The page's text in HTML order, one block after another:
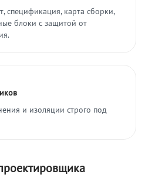
спецификация, карта сборки,
блоки с защитой от
и изоляции строго под